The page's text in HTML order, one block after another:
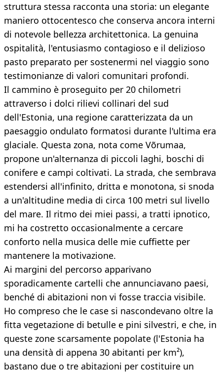
struttura stessa racconta una storia: un elegante
maniero ottocentesco che conserva ancora interni
di notevole bellezza architettonica. La genuina
ospitalità, l'entusiasmo contagioso e il delizioso
pasto preparato per sostenermi nel viaggio sono
testimonianze di valori comunitari profondi.
Il cammino è proseguito per 20 chilometri
attraverso i dolci rilievi collinari del sud
dell'Estonia, una regione caratterizzata da un
paesaggio ondulato formatosi durante l'ultima era
glaciale. Questa zona, nota come Võrumaa,
propone un'alternanza di piccoli laghi, boschi di
conifere e campi coltivati. La strada, che sembrava
estendersi all'infinito, dritta e monotona, si snoda
a un'altitudine media di circa 100 metri sul livello
del mare. Il ritmo dei miei passi, a tratti ipnotico,
mi ha costretto occasionalmente a cercare
conforto nella musica delle mie cuffiette per
mantenere la motivazione.
Ai margini del percorso apparivano
sporadicamente cartelli che annunciavano paesi,
benché di abitazioni non vi fosse traccia visibile.
Ho compreso che le case si nascondevano oltre la
fitta vegetazione di betulle e pini silvestri, e che, in
queste zone scarsamente popolate (l'Estonia ha
una densità di appena 30 abitanti per km²),
bastano due o tre abitazioni per costituire un